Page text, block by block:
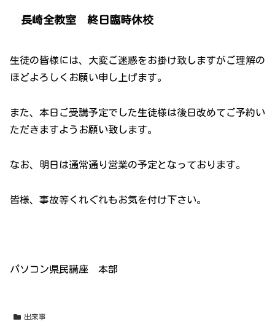
長崎全教室 終日臨時休校
生徒の皆様には、大変ご迷惑をお掛け致しますがご理解の
ほどよろしくお願い申し上げます。
また、本日ご受講予定でした生徒様は後日改めてご予約い
ただきますようお願い致します。
なお、明日は通常通り営業の予定となっております。
皆様、事故等くれぐれもお気を付け下さい。
パソコン県民講座 本部
出来事